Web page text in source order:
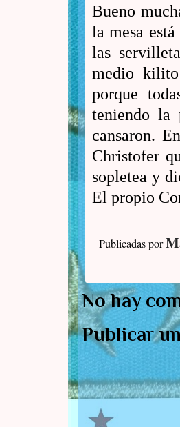
Bueno
la mesa
las
medio
porque
teniendo la
cansaron.
Christofer
sopletea y
El propio
Publicadas por
No hay
Publicar